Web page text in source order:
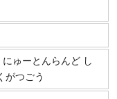
ゅーとんらんど し
がつごう